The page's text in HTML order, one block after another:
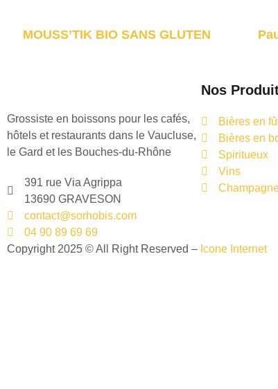
MOUSS’TIK BIO SANS GLUTEN
Grossiste en boissons pour les cafés,
hôtels et restaurants dans le Vaucluse,
le Gard et les Bouches-du-Rhône
391 rue Via Agrippa
13690 GRAVESON
contact@sorhobis.com
04 90 89 69 69
Nos
Bières en
Bières en
Spiritueux
Vins
Copyright 2025 © All Right Reserved – Icone Internet